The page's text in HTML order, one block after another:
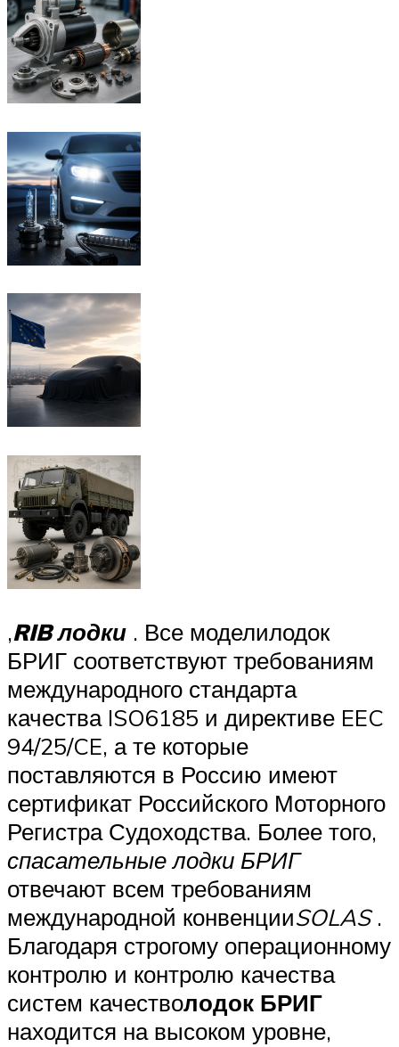
,RIB лодки . Все моделилодок
БРИГ соответствуют требованиям
международного стандарта
качества ISO6185 и директиве EEC
94/25/CE, а те которые
поставляются в Россию имеют
сертификат Российского Моторного
Регистра Судоходства. Более того,
спасательные лодки БРИГ
отвечают всем требованиям
международной конвенцииSOLAS.
Благодаря строгому операционному
контролю и контролю качества
систем качестволодок БРИГ
находится на высоком уровне,